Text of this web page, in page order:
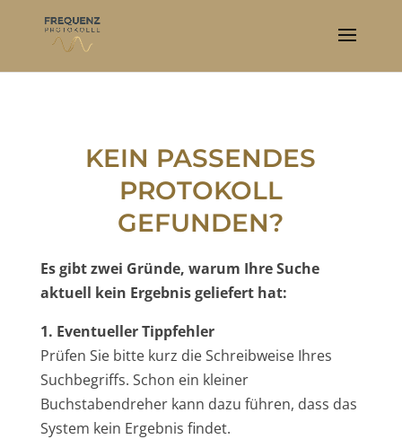
KEIN PASSENDES
PROTOKOLL
GEFUNDEN?
Es gibt zwei Gründe, warum Ihre Suche
aktuell kein Ergebnis geliefert hat:
1. Eventueller Tippfehler
Prüfen Sie bitte kurz die Schreibweise Ihres
Suchbegriffs. Schon ein kleiner
Buchstabendreher kann dazu führen, dass das
System kein Ergebnis findet.